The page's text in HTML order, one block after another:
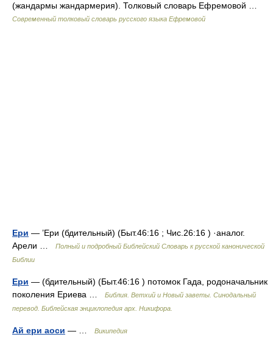
(жандармы жандармерия). Толковый словарь Ефремовой …
Современный толковый словарь русского языка Ефремовой
Ери — ’Ери (бдительный) (Быт.46:16 ; Чис.26:16 ) ·аналог.
Арели …
Полный и подробный Библейский Словарь к русской канонической
Библии
Ери — (бдительный) (Быт.46:16 ) потомок Гада, родоначальник
поколения Ериева …
Библия. Ветхий и Новый заветы. Синодальный
перевод. Библейская энциклопедия арх. Никифора.
Ай ери аоси — … Википедия